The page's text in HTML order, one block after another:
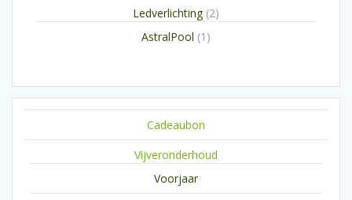
Ledverlichting 22
AstralPool 1 1
Cadeaubon
Vijveronderhoud
Voorjaar